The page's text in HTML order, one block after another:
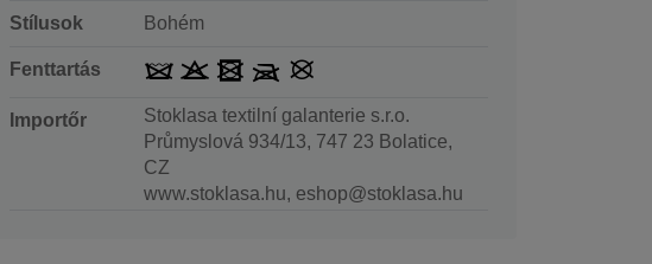
Stílusok Bohém
Fenttartás
Importőr
Stoklasa textilní galanterie s.r.o.
Průmyslová 934/13, 747 23 Bolatice,
CZ
www.stoklasa.hu, eshop@stoklasa.hu